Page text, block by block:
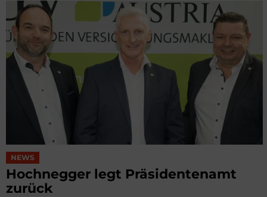
NEWS
Hochnegger legt Präsidentenamt
zurück